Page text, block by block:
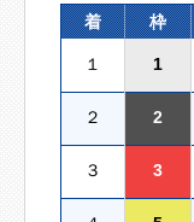
着 枠
１ 1
２ 2
３ 3